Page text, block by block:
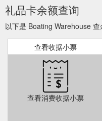
礼品卡余额查询
以下是 Boating Warehouse
查看收据小票
查看消费收据小票